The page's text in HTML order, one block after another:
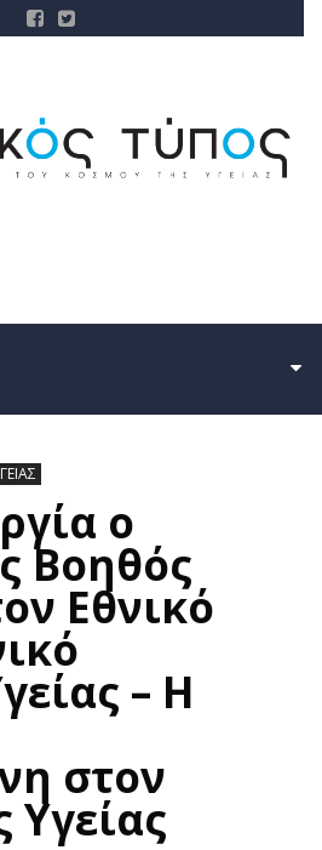
ο
Βοηθός
Εθνικό
– Η
στον
Υγείας